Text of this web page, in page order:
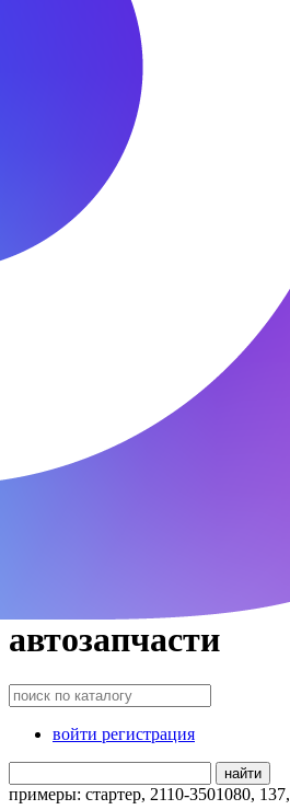
автозапчасти
войти регистрация
найти
примеры: стартер, 2110-3501080, 137,